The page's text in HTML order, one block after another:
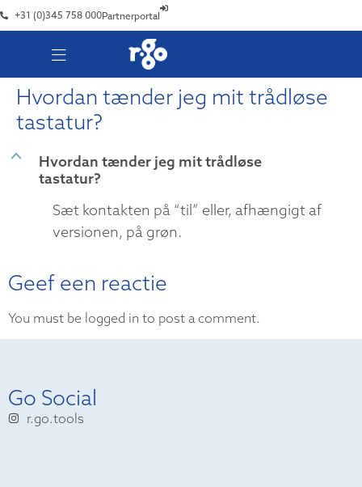
+31 (0)345 758 000Partnerportal
Hvordan tænder jeg mit trådløse
tastatur?
B
Hvordan tænder jeg mit trådløse
tastatur?
Sæt kontakten på “til” eller, afhængigt af
versionen, på grøn.
Geef een reactie
You must be logged in to post a comment.
Go Social
r.go.tools